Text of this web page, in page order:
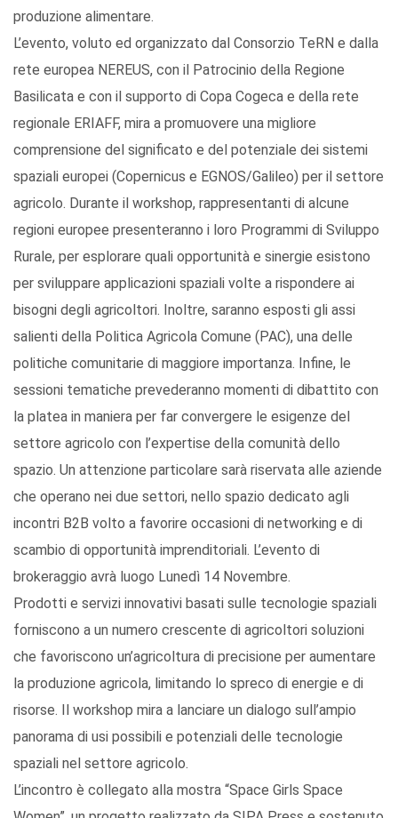
produzione alimentare.
L’evento, voluto ed organizzato dal Consorzio TeRN e dalla
rete europea NEREUS, con il Patrocinio della Regione
Basilicata e con il supporto di Copa Cogeca e della rete
regionale ERIAFF, mira a promuovere una migliore
comprensione del significato e del potenziale dei sistemi
spaziali europei (Copernicus e EGNOS/Galileo) per il settore
agricolo. Durante il workshop, rappresentanti di alcune
regioni europee presenteranno i loro Programmi di Sviluppo
Rurale, per esplorare quali opportunità e sinergie esistono
per sviluppare applicazioni spaziali volte a rispondere ai
bisogni degli agricoltori. Inoltre, saranno esposti gli assi
salienti della Politica Agricola Comune (PAC), una delle
politiche comunitarie di maggiore importanza. Infine, le
sessioni tematiche prevederanno momenti di dibattito con
la platea in maniera per far convergere le esigenze del
settore agricolo con l’expertise della comunità dello
spazio. Un attenzione particolare sarà riservata alle aziende
che operano nei due settori, nello spazio dedicato agli
incontri B2B volto a favorire occasioni di networking e di
scambio di opportunità imprenditoriali. L’evento di
brokeraggio avrà luogo Lunedì 14 Novembre.
Prodotti e servizi innovativi basati sulle tecnologie spaziali
forniscono a un numero crescente di agricoltori soluzioni
che favoriscono un’agricoltura di precisione per aumentare
la produzione agricola, limitando lo spreco di energie e di
risorse. Il workshop mira a lanciare un dialogo sull’ampio
panorama di usi possibili e potenziali delle tecnologie
spaziali nel settore agricolo.
L’incontro è collegato alla mostra “Space Girls Space